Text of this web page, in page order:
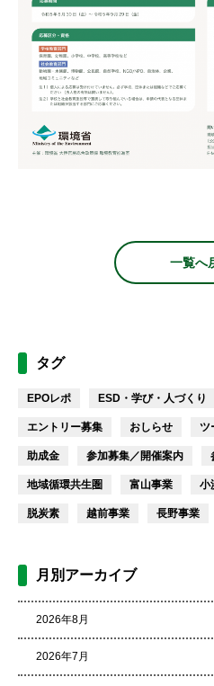
一覧へ
タグ
EPOレポ ESD・学び・人づくり
エントリー募集 おしらせ ツ
助成金 参加募集／開催案内
地域循環共生圏 富山事業 小
脱炭素 越前事業 長野事業
月別アーカイブ
2026年8月
2026年7月